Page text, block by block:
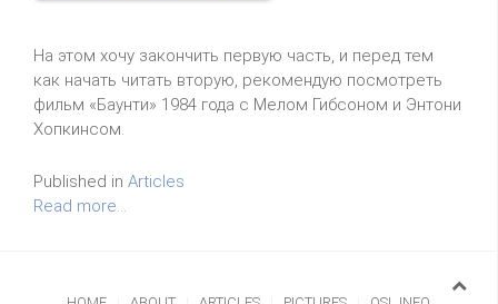
На этом хочу закончить первую часть, и перед тем
как начать читать вторую, рекомендую посмотреть
фильм «Баунти» 1984 года с Мелом Гибсоном и Энтони
Хопкинсом.
Published in Articles
Read more...